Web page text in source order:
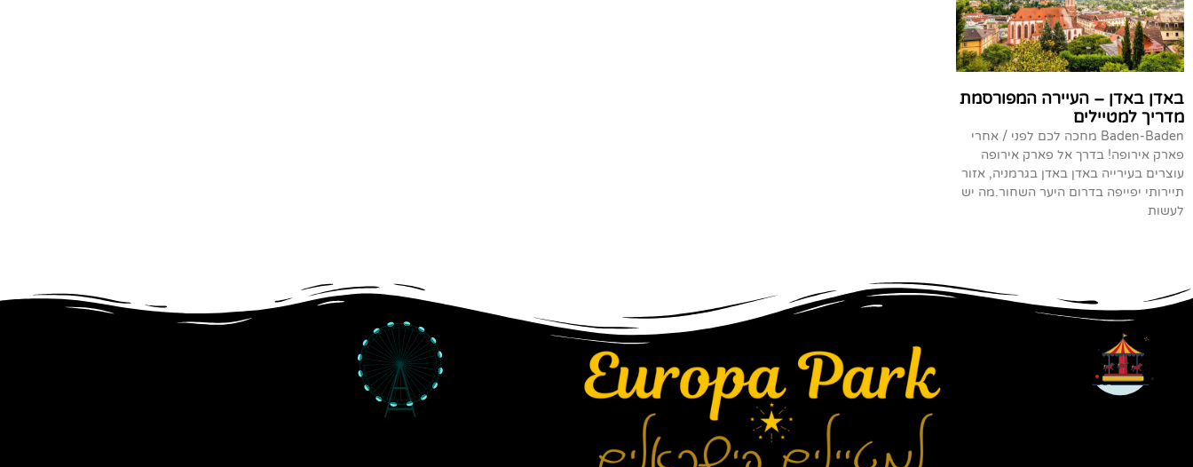
באדן באדן – העיירה המפורסמת
מדריך למטיילים
Baden-Baden מחכה לכם לפני / אחרי
פארק אירופה! בדרך אל פארק אירופה
עוצרים בעירייה באדן באדן בגרמניה, אזור
תיירותי יפייפה בדרום היער השחור.מה יש
לעשות